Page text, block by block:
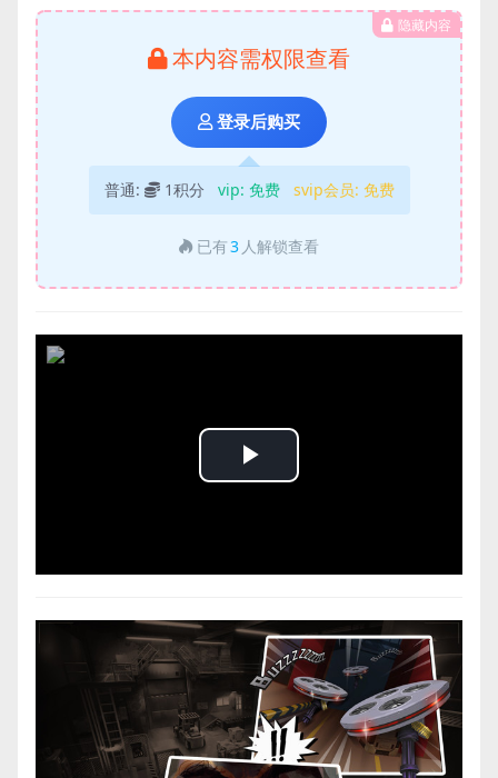
隐藏内容
本内容需权限查看
登录后购买
普通: 1积分 vip: 免费 svip会员: 免费
已有3 人解锁查看
Play